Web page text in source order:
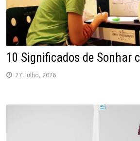
10 Significados de Sonhar
27 Julho, 2026